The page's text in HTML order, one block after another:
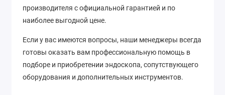
производителя с официальной гарантией и по
наиболее выгодной цене.
Если у вас имеются вопросы, наши менеджеры всегда
готовы оказать вам профессиональную помощь в
подборе и приобретении эндоскопа, сопутствующего
оборудования и дополнительных инструментов.